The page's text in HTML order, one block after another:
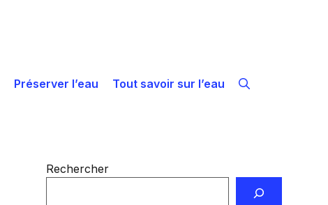
Préserver l’eau Tout savoir sur l’eau
Rechercher